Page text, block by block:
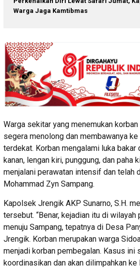
Warga Jaga Kamtibmas
Warga sekitar yang menemukan
segera menolong dan membawanya
terdekat. Korban mengalami luka bakar
kanan, lengan kiri, punggung, dan paha
menjalani perawatan intensif dan telah
Mohammad Zyn Sampang.
Kapolsek Jrengik AKP Sunarno, S.H.
tersebut. “Benar, kejadian itu di wilayah
menuju Sampang, tepatnya di Desa
Jrengik. Korban merupakan warga
menjadi korban pembegalan. Kasus ini
koordinasikan dan akan dilimpahkan